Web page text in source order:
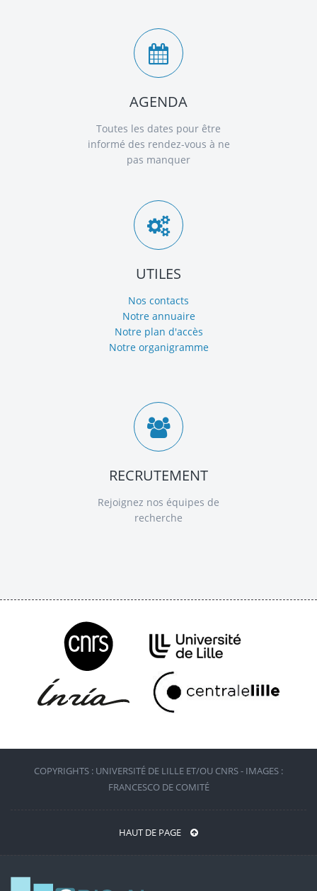
AGENDA
Toutes les dates pour être
informé des rendez-vous à ne
pas manquer
UTILES
Nos contacts
Notre annuaire
Notre plan d'accès
Notre organigramme
RECRUTEMENT
Rejoignez nos équipes de
recherche
COPYRIGHTS : UNIVERSITÉ DE LILLE ET/OU CNRS - IMAGES :
FRANCESCO DE COMITÉ
HAUT DE PAGE